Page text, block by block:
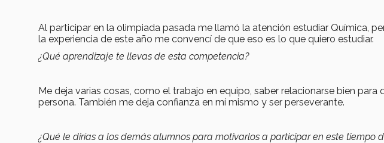
Al participar en la olimpiada pasada me llamó la atención estudiar Química,
la experiencia de este año me convencí de que eso es lo que quiero estudiar.
¿Qué aprendizaje te llevas de esta competencia?
Me deja varias cosas, como el trabajo en equipo, saber relacionarse bien
persona. También me deja confianza en mí mismo y ser perseverante.
¿Qué le dirías a los demás alumnos para motivarlos a participar en este tiempo